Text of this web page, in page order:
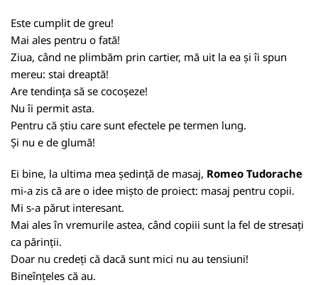
Este cumplit de greu!
Mai ales pentru o fată!
Ziua, când ne plimbăm prin cartier, mă uit la ea și îi spun
mereu: stai dreaptă!
Are tendința să se cocoșeze!
Nu îi permit asta.
Pentru că știu care sunt efectele pe termen lung.
Și nu e de glumă!
Ei bine, la ultima mea ședință de masaj, Romeo Tudorache
mi-a zis că are o idee mișto de proiect: masaj pentru copii.
Mi s-a părut interesant.
Mai ales în vremurile astea, când copiii sunt la fel de stresați
ca părinții.
Doar nu credeți că dacă sunt mici nu au tensiuni!
Bineînțeles că au.